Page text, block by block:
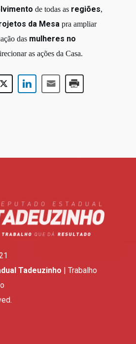
de todas as regiões,
da Mesa pra ampliar
das mulheres no
as ações da Casa.
Tadeuzinho | Trabalho